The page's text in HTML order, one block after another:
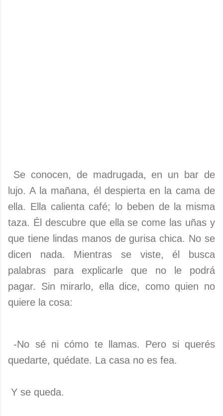
Se conocen, de madrugada, en un bar de
lujo. A la mañana, él despierta en la cama de
ella. Ella calienta café; lo beben de la misma
taza. Él descubre que ella se come las uñas y
que tiene lindas manos de gurisa chica. No se
dicen nada. Mientras se viste, él busca
palabras para explicarle que no le podrá
pagar. Sin mirarlo, ella dice, como quien no
quiere la cosa:
-No sé ni cómo te llamas. Pero si querés
quedarte, quédate. La casa no es fea.
Y se queda.